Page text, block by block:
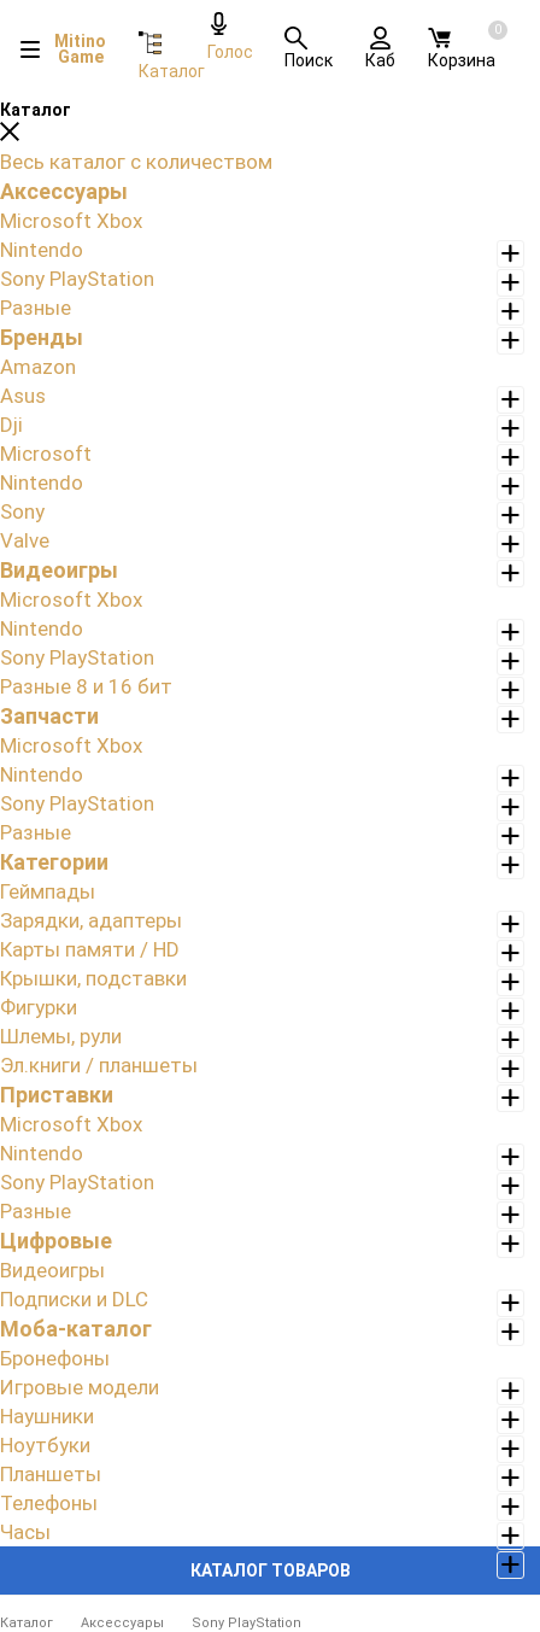
КАТАЛОГ ТОВАРОВ
Mitino
Game
Каталог
Голос Поиск Каб
0
Корзина
Каталог
Весь каталог с количеством
Аксессуары
Microsoft Xbox
Nintendo
Sony PlayStation
Разные
Бренды
Amazon
Asus
Dji
Microsoft
Nintendo
Sony
Valve
Видеоигры
Microsoft Xbox
Nintendo
Sony PlayStation
Разные 8 и 16 бит
Запчасти
Microsoft Xbox
Nintendo
Sony PlayStation
Разные
Категории
Геймпады
Зарядки, адаптеры
Карты памяти / HD
Крышки, подставки
Фигурки
Шлемы, рули
Эл.книги / планшеты
Приставки
Microsoft Xbox
Nintendo
Sony PlayStation
Разные
Цифровые
Видеоигры
Подписки и DLC
Моба-каталог
Бронефоны
Игровые модели
Наушники
Ноутбуки
Планшеты
Телефоны
Часы
Каталог Аксессуары Sony PlayStation